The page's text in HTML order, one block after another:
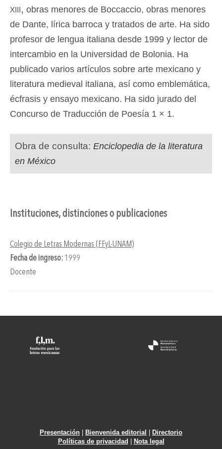
xiii, obras menores de Boccaccio, obras menores
de Dante, lírica barroca y tratados de arte. Ha sido
profesor de lengua italiana desde 1999 y lector de
intercambio en la Universidad de Bolonia. Ha
publicado varios artículos sobre arte mexicano y
literatura medieval italiana, así como emblemática,
écfrasis y ensayo mexicano. Ha sido jurado del
Concurso de Traducción de Poesía 1 × 1.
Obra de consulta: Enciclopedia de la literatura
en México
Instituciones, distinciones o publicaciones
Colegio de Letras Modernas (FFyL-UNAM)
Fecha de ingreso: 1999
Docente
Presentación Bienvenida editorial
Directorio
Políticas de privacidad
Nota legal